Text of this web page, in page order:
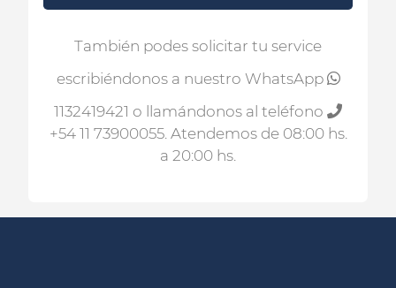
También podes solicitar tu service
escribiéndonos a nuestro WhatsApp
1132419421 o llamándonos al teléfono
+54 11 73900055. Atendemos de 08:00 hs.
a 20:00 hs.